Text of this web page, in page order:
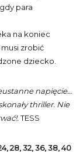
para
na koniec
musi zrobić
dziecko.
napięcie…
thriller. Nie
TESS
28, 32, 36, 38, 40